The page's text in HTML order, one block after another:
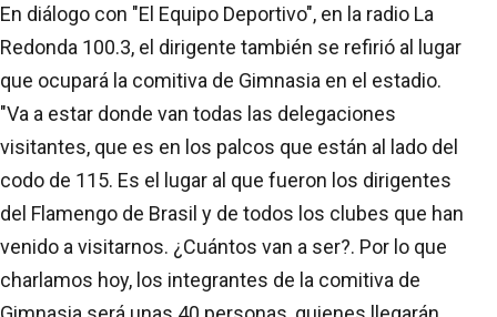
En diálogo con "El Equipo Deportivo", en la radio La
Redonda 100.3, el dirigente también se refirió al lugar
que ocupará la comitiva de Gimnasia en el estadio.
"Va a estar donde van todas las delegaciones
visitantes, que es en los palcos que están al lado del
codo de 115. Es el lugar al que fueron los dirigentes
del Flamengo de Brasil y de todos los clubes que han
venido a visitarnos. ¿Cuántos van a ser?. Por lo que
charlamos hoy, los integrantes de la comitiva de